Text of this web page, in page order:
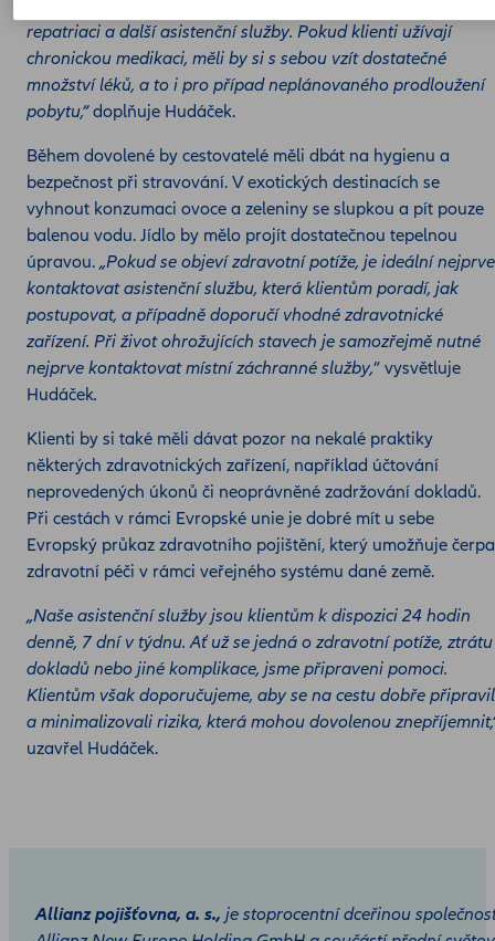
repatriaci a další asistenční služby. Pokud klienti užívají
chronickou medikaci, měli by si s sebou vzít dostatečné
množství léků, a to i pro případ neplánovaného prodloužení
pobytu,”doplňuje Hudáček.
Během dovolené by cestovatelé měli dbát na hygienu a
bezpečnost při stravování. V exotických destinacích se
vyhnout konzumaci ovoce a zeleniny se slupkou a pít pouze
balenou vodu. Jídlo by mělo projít dostatečnou tepelnou
úpravou. „Pokud se objeví zdravotní potíže, je ideální nejprve
kontaktovat asistenční službu, která klientům poradí, jak
postupovat, a případně doporučí vhodné zdravotnické
zařízení. Při život ohrožujících stavech je samozřejmě nutné
nejprve kontaktovat místní záchranné služby,” vysvětluje
Hudáček.
Klienti by si také měli dávat pozor na nekalé praktiky
některých zdravotnických zařízení, například účtování
neprovedených úkonů či neoprávněné zadržování dokladů.
Při cestách v rámci Evropské unie je dobré mít u sebe
Evropský průkaz zdravotního pojištění, který umožňuje
zdravotní péči v rámci veřejného systému dané země.
„Naše asistenční služby jsou klientům k dispozici 24 hodin
denně, 7 dní v týdnu. Ať už se jedná o zdravotní potíže, ztrátu
dokladů nebo jiné komplikace, jsme připraveni pomoci.
Klientům však doporučujeme, aby se na cestu dobře
a minimalizovali rizika, která mohou dovolenou
uzavřel Hudáček.
Allianz pojišťovna, a. s., je stoprocentní dceřinou